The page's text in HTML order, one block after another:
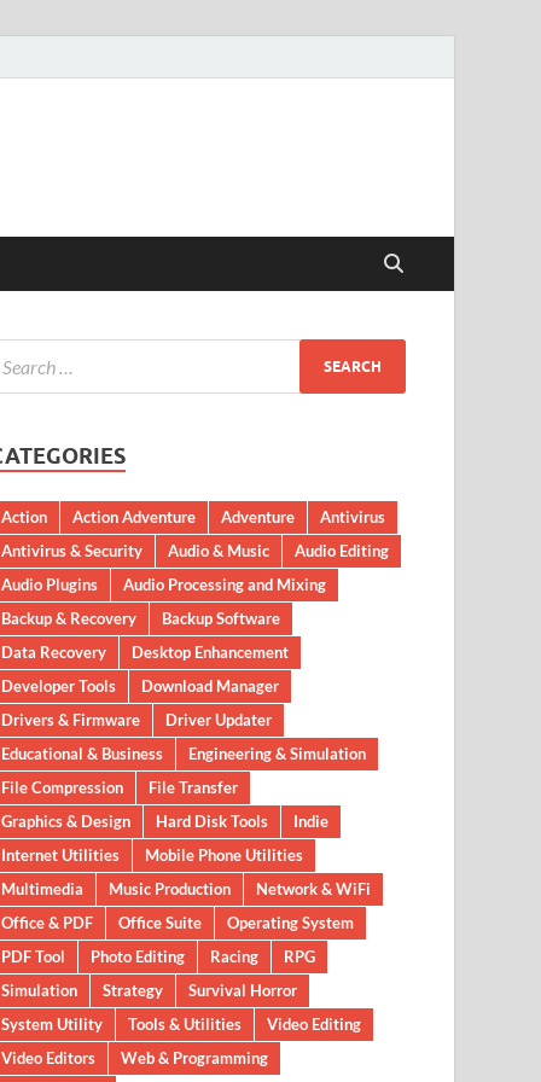
Action Action Adventure Adventure
Antivirus
Antivirus & Security
Audio & Music
Audio Editing
Audio Plugins
Audio Processing and Mixing
Backup & Recovery
Backup Software
Data Recovery
Desktop Enhancement
Developer Tools
Download Manager
Drivers & Firmware
Driver Updater
Educational & Business
Engineering & Simulation
File Compression
File Transfer
Graphics & Design
Hard Disk Tools
Indie
Internet Utilities
Mobile Phone Utilities
Multimedia
Music Production
Network & WiFi
Office & PDF
Office Suite
Operating System
PDF Tool
Photo Editing Racing
RPG
Simulation
Strategy
Survival Horror
System Utility
Tools & Utilities
Video Editing
Video Editors
Web & Programming